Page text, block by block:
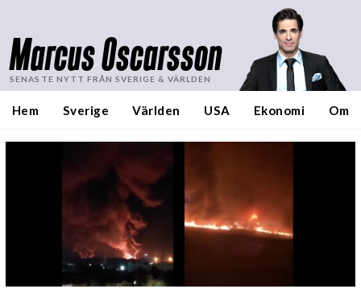
Marcus Oscarsson
SENASTE NYTT FRÅN SVERIGE & VÄRLDEN
Hem Sverige Världen USA Ekonomi Om